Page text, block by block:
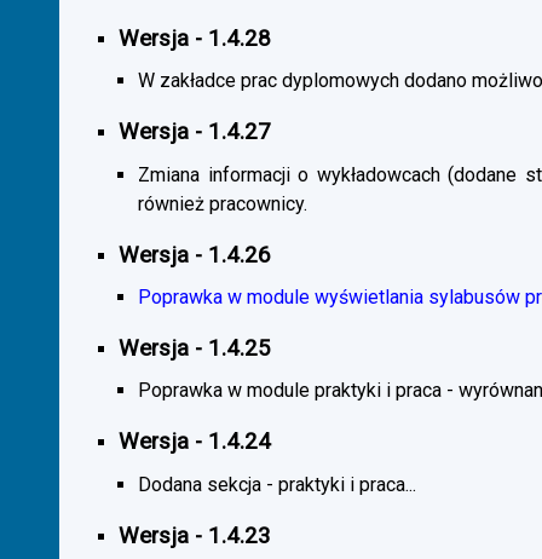
Wersja - 1.4.28
W zakładce prac dyplomowych dodano
Wersja - 1.4.27
Zmiana informacji o wykładowcach (dodane
również pracownicy.
Wersja - 1.4.26
Poprawka w module wyświetlania sylabusów
Wersja - 1.4.25
Poprawka w module praktyki i praca -
Wersja - 1.4.24
Dodana sekcja - praktyki i praca...
Wersja - 1.4.23